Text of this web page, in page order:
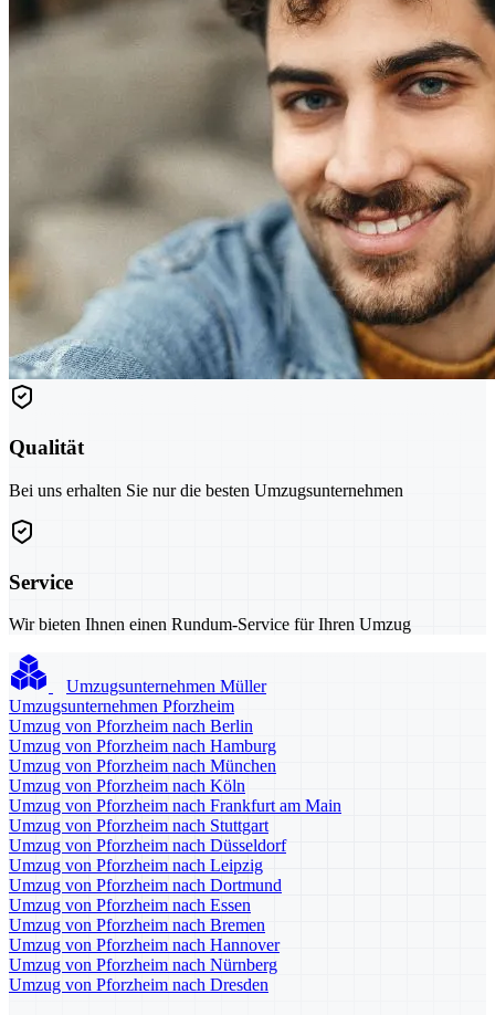
Qualität
Bei uns erhalten Sie nur die besten Umzugsunternehmen
Service
Wir bieten Ihnen einen Rundum-Service für Ihren Umzug
Umzugsunternehmen Müller
Umzugsunternehmen Pforzheim
Umzug von Pforzheim nach Berlin
Umzug von Pforzheim nach Hamburg
Umzug von Pforzheim nach München
Umzug von Pforzheim nach Köln
Umzug von Pforzheim nach Frankfurt am Main
Umzug von Pforzheim nach Stuttgart
Umzug von Pforzheim nach Düsseldorf
Umzug von Pforzheim nach Leipzig
Umzug von Pforzheim nach Dortmund
Umzug von Pforzheim nach Essen
Umzug von Pforzheim nach Bremen
Umzug von Pforzheim nach Hannover
Umzug von Pforzheim nach Nürnberg
Umzug von Pforzheim nach Dresden